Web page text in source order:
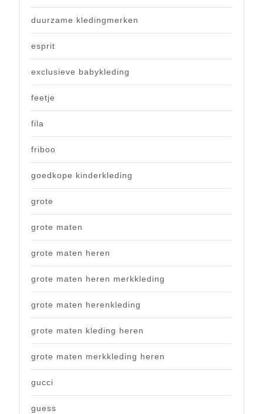
duurzame kledingmerken
esprit
exclusieve babykleding
feetje
fila
friboo
goedkope kinderkleding
grote
grote maten
grote maten heren
grote maten heren merkkleding
grote maten herenkleding
grote maten kleding heren
grote maten merkkleding heren
gucci
guess